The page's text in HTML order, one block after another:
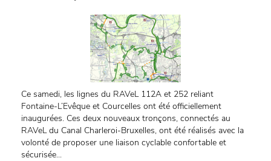
Ce samedi, les lignes du RAVeL 112A et 252 reliant
Fontaine-L’Evêque et Courcelles ont été officiellement
inaugurées. Ces deux nouveaux tronçons, connectés au
RAVeL du Canal Charleroi-Bruxelles, ont été réalisés avec la
volonté de proposer une liaison cyclable confortable et
sécurisée...